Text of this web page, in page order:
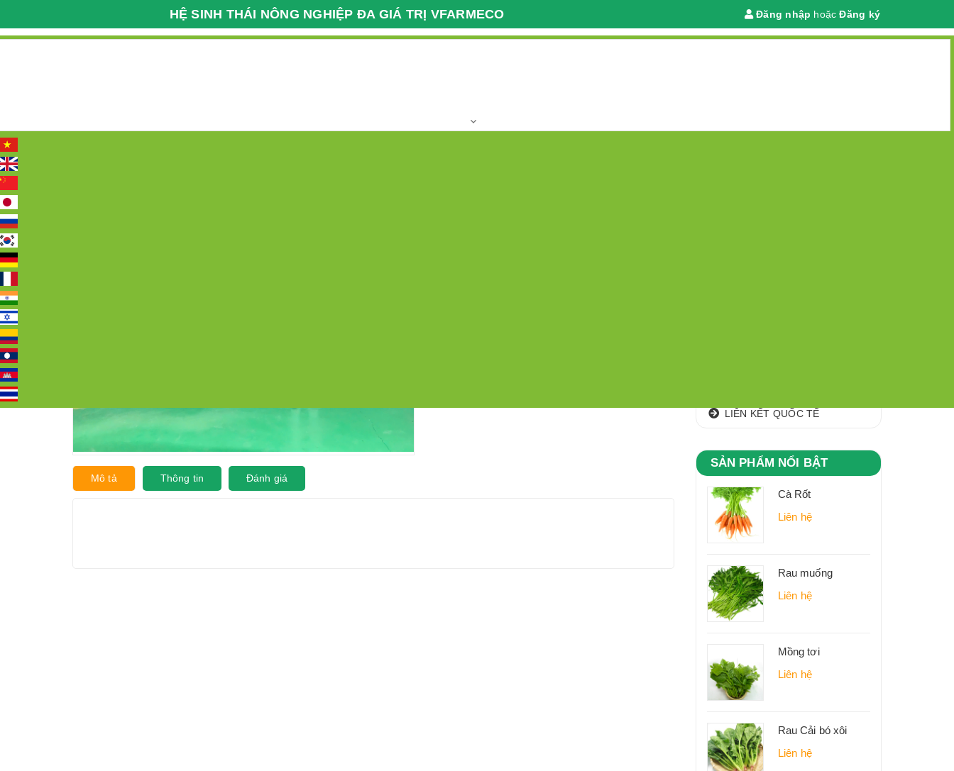
HỆ SINH THÁI NÔNG NGHIỆP ĐA GIÁ TRỊ VFARMECO Đăng nhập hoặc Đăng ký
Trang chủ Giới thiệu Tin tức Các khu,vùng nguyên liệu Clip Địa chỉ Liên kết quốc tế
Mô tả Thông tin Đánh giá
LIÊN KẾT QUỐC TẾ
SẢN PHẨM NỔI BẬT
Cà Rốt
Liên hệ
Rau muống
Liên hệ
Mồng tơi
Liên hệ
Rau Cải bó xôi
Liên hệ